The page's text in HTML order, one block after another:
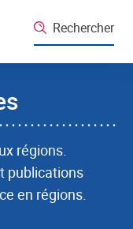
Rechercher
régions.
publications
en régions.